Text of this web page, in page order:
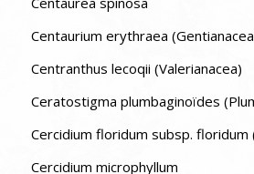
Centaurium erythraea
Centranthus lecoqii (Valerianacea)
Ceratostigma plumbaginoïdes
Cercidium floridum subsp. floridum
Cercidium microphyllum